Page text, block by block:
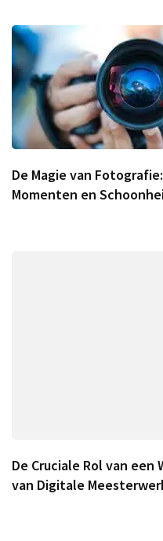
De Magie van
Momenten en
De Cruciale Rol van
van Digitale